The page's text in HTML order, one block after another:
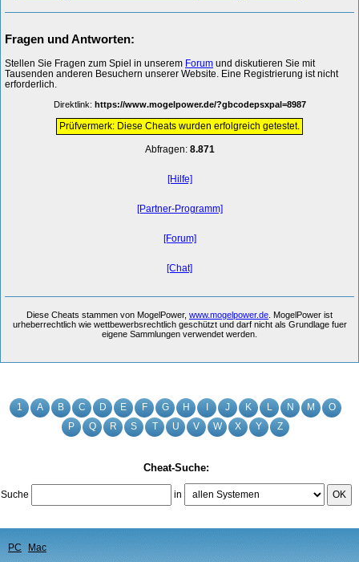
1 A B C D E F G H J K L N M
O
P
Q R S T U V W X Y Z
Cheat-Suche:
Suche in OK
PC Mac
Fragen und Antworten:
Stellen Sie Fragen zum Spiel in unserem Forum und diskutieren Sie mit
Tausenden anderen Besuchern unserer Website. Eine Registrierung ist nicht
erforderlich.
Direktlink: https://www.mogelpower.de/?gbcodepsxpal=8987
Prüfvermerk: Diese Cheats wurden erfolgreich getestet.
Abfragen: 8.871
[Hilfe]
[Partner-Programm]
[Forum]
[Chat]
Diese Cheats stammen von MogelPower, www.mogelpower.de . MogelPower ist
urheberrechtlich wie wettbewerbsrechtlich geschützt und darf nicht als Grundlage fuer
eigene Sammlungen verwendet werden.